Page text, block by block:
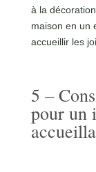
à la
maison en un
accueillir les
5 –
pour un